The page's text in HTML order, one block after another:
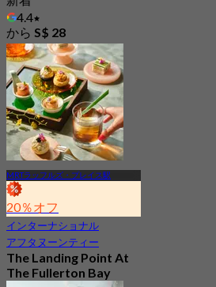
4.4
から S$ 28
MRTラッフルズ・プレイス駅
20％オフ
インターナショナル
アフタヌーンティー
The Landing Point At
The Fullerton Bay